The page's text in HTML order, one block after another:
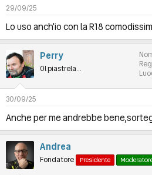
29/09/25
Lo uso anch'io con la R18
Perry
Ol piastrela...
30/09/25
Anche per me andrebbe
Andrea
Fondatore Presidente